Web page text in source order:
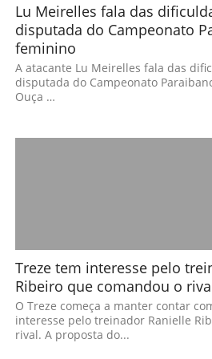
Lu Meirelles fala das
disputada do Campeonato
feminino
A atacante Lu Meirelles fala das
disputada do Campeonato
Ouça …
Treze tem interesse pelo
Ribeiro que comandou o
O Treze começa a manter contar
interesse pelo treinador Ranielle
rival. A proposta do...